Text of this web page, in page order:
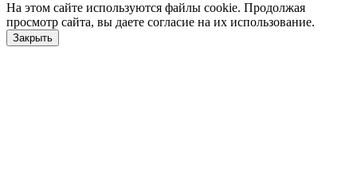
На этом сайте используются файлы cookie. Продолжая
просмотр сайта, вы даете согласие на их использование.
Закрыть